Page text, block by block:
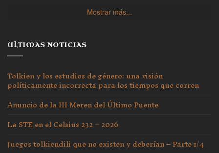
Mostrar más...
ULTIMAS NOTICIAS
Tolkien y los estudios de género: una visión
políticamente incorrecta para los tiempos que corren
Anuncio de la III Meren del Último Puente
La STE en el Celsius 232 – 2026
Juegos tolkiendili que no existen y deberían – Parte 1/4